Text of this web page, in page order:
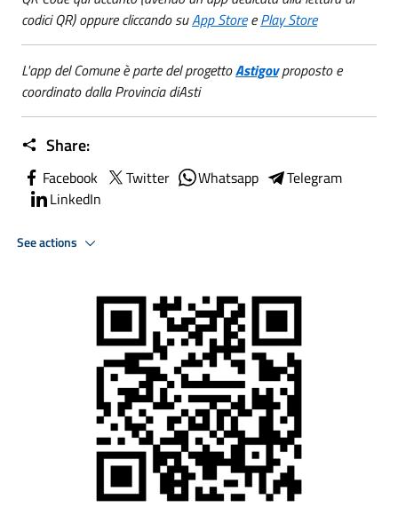
codici QR) oppure cliccando suApp StoreePlay Store
L'app del Comune è parte del progettoAstigovproposto e
coordinato dalla Provincia diAsti
Share:
Facebook Twitter Whatsapp
Telegram
LinkedIn
See actions